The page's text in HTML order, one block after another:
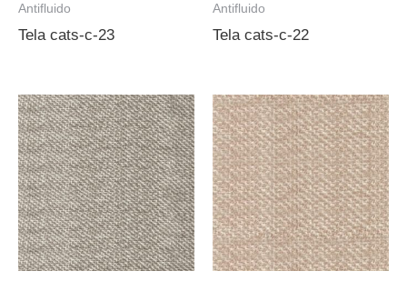
Antifluido
Tela cats-c-23
Antifluido
Tela cats-c-22